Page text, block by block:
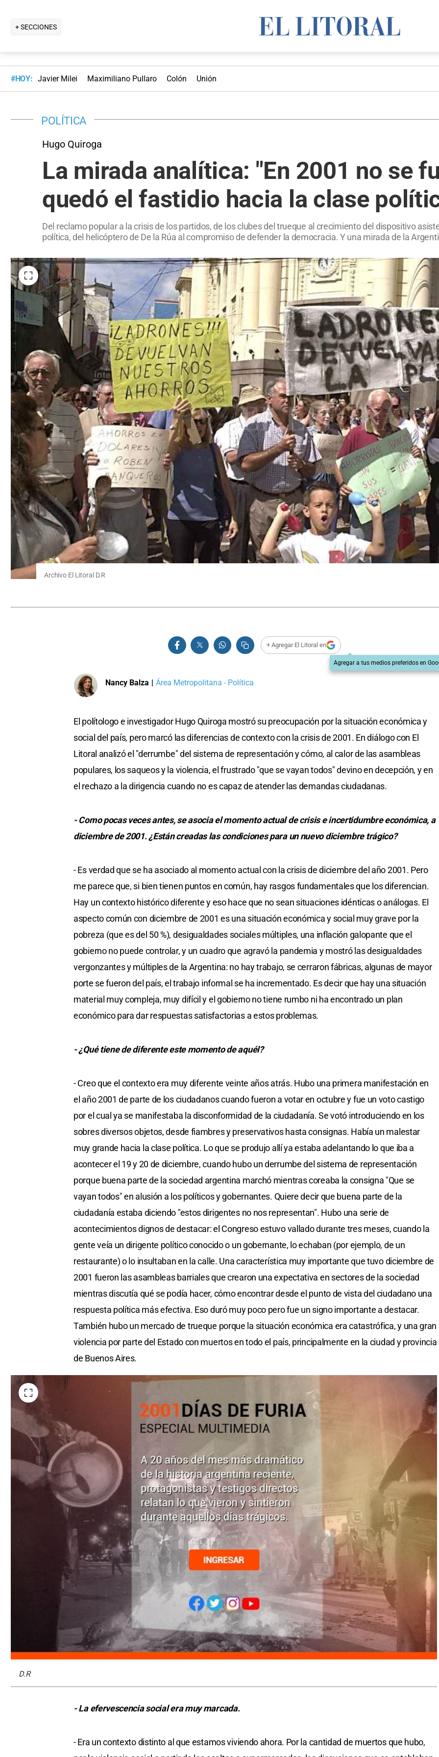
+ SECCIONES
#HOY: Javier Milei Maximiliano Pullaro Colón Unión
POLÍTICA
Hugo Quiroga
La mirada analítica: "En 2001 no se
quedó el fastidio hacia la clase
Del reclamo popular a la crisis de los partidos, de los clubes del trueque al crecimiento del dispositivo
política, del helicóptero de De la Rúa al compromiso de defender la democracia. Y una mirada de la
Archivo El Litoral D.R
+ Agregar El Litoral en
Agregar a tus medios preferidos en
Nancy Balza | Área Metropolitana - Política
El polítologo e investigador Hugo Quiroga mostró su preocupación por la situación económica y
social del país, pero marcó las diferencias de contexto con la crisis de 2001. En diálogo con El
Litoral analizó el "derrumbe" del sistema de representación y cómo, al calor de las asambleas
populares, los saqueos y la violencia, el frustrado "que se vayan todos" devino en decepción, y en
el rechazo a la dirigencia cuando no es capaz de atender las demandas ciudadanas.
- Como pocas veces antes, se asocia el momento actual de crisis e incertidumbre económica, a
diciembre de 2001. ¿Están creadas las condiciones para un nuevo diciembre trágico?
- Es verdad que se ha asociado al momento actual con la crisis de diciembre del año 2001. Pero
me parece que, si bien tienen puntos en común, hay rasgos fundamentales que los diferencian.
Hay un contexto histórico diferente y eso hace que no sean situaciones idénticas o análogas. El
aspecto común con diciembre de 2001 es una situación económica y social muy grave por la
pobreza (que es del 50 %), desigualdades sociales múltiples, una inflación galopante que el
gobierno no puede controlar, y un cuadro que agravó la pandemia y mostró las desigualdades
vergonzantes y múltiples de la Argentina: no hay trabajo, se cerraron fábricas, algunas de mayor
porte se fueron del país, el trabajo informal se ha incrementado. Es decir que hay una situación
material muy compleja, muy difícil y el gobierno no tiene rumbo ni ha encontrado un plan
económico para dar respuestas satisfactorias a estos problemas.
- ¿Qué tiene de diferente este momento de aquél?
- Creo que el contexto era muy diferente veinte años atrás. Hubo una primera manifestación en
el año 2001 de parte de los ciudadanos cuando fueron a votar en octubre y fue un voto castigo
por el cual ya se manifestaba la disconformidad de la ciudadanía. Se votó introduciendo en los
sobres diversos objetos, desde fiambres y preservativos hasta consignas. Había un malestar
muy grande hacia la clase política. Lo que se produjo allí ya estaba adelantando lo que iba a
acontecer el 19 y 20 de diciembre, cuando hubo un derrumbe del sistema de representación
porque buena parte de la sociedad argentina marchó mientras coreaba la consigna "Que se
vayan todos" en alusión a los políticos y gobernantes. Quiere decir que buena parte de la
ciudadanía estaba diciendo "estos dirigentes no nos representan". Hubo una serie de
acontecimientos dignos de destacar: el Congreso estuvo vallado durante tres meses, cuando la
gente veía un dirigente político conocido o un gobernante, lo echaban (por ejemplo, de un
restaurante) o lo insultaban en la calle. Una característica muy importante que tuvo diciembre de
2001 fueron las asambleas barriales que crearon una expectativa en sectores de la sociedad
mientras discutía qué se podía hacer, cómo encontrar desde el punto de vista del ciudadano una
respuesta política más efectiva. Eso duró muy poco pero fue un signo importante a destacar.
También hubo un mercado de trueque porque la situación económica era catastrófica, y una gran
violencia por parte del Estado con muertos en todo el país, principalmente en la ciudad y provincia
de Buenos Aires.
D.R
- La efervescencia social era muy marcada.
- Era un contexto distinto al que estamos viviendo ahora. Por la cantidad de muertos que hubo,